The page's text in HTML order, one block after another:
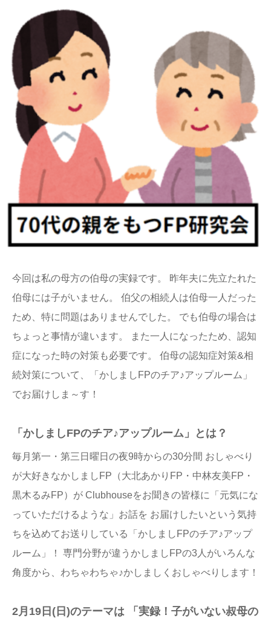
今回は私の母方の伯母の実録です。 昨年夫に先立たれた
伯母には子がいません。 伯父の相続人は伯母一人だった
ため、特に問題はありませんでした。 でも伯母の場合は
ちょっと事情が違います。 また一人になったため、認知
症になった時の対策も必要です。 伯母の認知症対策&相
続対策について、「かしましFPのチア♪アップルーム」
でお届けしま～す！
「かしましFPのチア♪アップルーム」とは？
毎月第一・第三日曜日の夜9時からの30分間 おしゃべり
が大好きなかしましFP（大北あかりFP・中林友美FP・
黒木るみFP）が Clubhouseをお聞きの皆様に「元気にな
っていただけるような」お話を お届けしたいという気持
ちを込めてお送りしている「かしましFPのチア♪アップ
ルーム」！ 専門分野が違うかしましFPの3人がいろんな
角度から、わちゃわちゃ♪かしましくおしゃべりします！
2月19日(日)のテーマは 「実録！子がいない叔母の